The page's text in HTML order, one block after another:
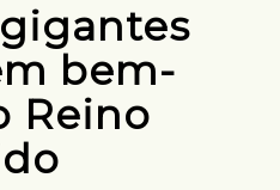
bem-
Reino